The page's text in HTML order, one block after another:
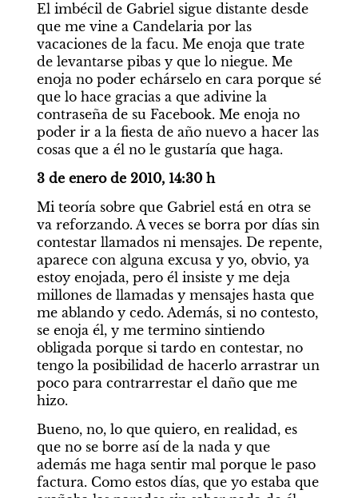
El imbécil de Gabriel sigue distante desde
que me vine a Candelaria por las
vacaciones de la facu. Me enoja que trate
de levantarse pibas y que lo niegue. Me
enoja no poder echárselo en cara porque sé
que lo hace gracias a que adivine la
contraseña de su Facebook. Me enoja no
poder ir a la fiesta de año nuevo a hacer las
cosas que a él no le gustaría que haga.
3 de enero de 2010, 14:30 h
Mi teoría sobre que Gabriel está en otra se
va reforzando. A veces se borra por días sin
contestar llamados ni mensajes. De repente,
aparece con alguna excusa y yo, obvio, ya
estoy enojada, pero él insiste y me deja
millones de llamadas y mensajes hasta que
me ablando y cedo. Además, si no contesto,
se enoja él, y me termino sintiendo
obligada porque si tardo en contestar, no
tengo la posibilidad de hacerlo arrastrar un
poco para contrarrestar el daño que me
hizo.
Bueno, no, lo que quiero, en realidad, es
que no se borre así de la nada y que
además me haga sentir mal porque le paso
factura. Como estos días, que yo estaba que